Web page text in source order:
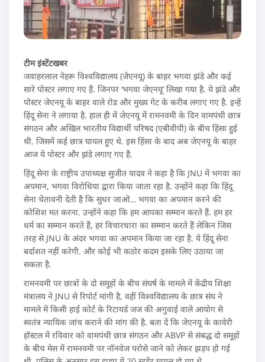
टीम इंस्टेंटखबर
जवाहरलाल नेहरू विश्वविद्यालय (जेएनयू) के बाहर भगवा झंडे और कई
सारे पोस्टर लगाए गए हैं. जिनपर ‘भगवा जेएनयू’ लिखा गया है. ये झंडे और
पोस्टर जेएनयू के बाहर वाले रोड और मुख्य गेट के करीब लगाए गए है. इन्हें
हिंदू सेना ने लगाया है. हाल ही में जेएनयू में रामनवमी के दिन वामपंथी छात्र
संगठन और अखिल भारतीय विद्यार्थी परिषद (एबीवीपी) के बीच हिंसा हुई
थी. जिसमें कई छात्र घायल हुए थे. इस हिंसा के बाद अब जेएनयू के बाहर
आज ये पोस्टर और झंडे लगाए गए हैं.
हिंदू सेना के राष्ट्रीय उपाध्यक्ष सुजीत यादव ने कहा है कि JNU में भगवा का
अपमान, भगवा विरोधिया द्वारा किया जाता रहा है. उन्होंने कहा कि हिंदू
सेना चेतावनी देती है कि सुधर जाओ… भगवा का अपमान करने की
कोशिश मत करना. उन्होंने कहा कि हम आपका सम्मान करते हैं. हम हर
धर्म का सम्मान करते हैं, हर विचारधारा का सम्मान करते हैं लेकिन जिस
तरह से JNU के अंदर भगवा का अपमान किया जा रहा है. ये हिंदू सेना
बर्दाशत नहीं करेगी. और कोई भी कठोर कदम इसके लिए उठाया जा
सकता है.
रामनवमी पर छात्रों के दो समूहों के बीच संघर्ष के मामले में केंद्रीय शिक्षा
मंत्रालय ने JNU से रिपोर्ट मांगी है, वहीं विश्वविद्यालय के छात्र संघ ने
मामले में किसी हाई कोर्ट के रिटायर्ड जज की अगुवाई वाले आयोग से
स्वतंत्र न्यायिक जांच कराने की मांग की है. बता दें कि जेएनयू के कावेरी
हॉस्टल में रविवार को वामपंथी छात्र संगठन और ABVP से संबद्ध दो समूहों
के बीच मेस में रामनवमी पर नॉनवेज परोसे जाने को लेकर झड़प हो गई